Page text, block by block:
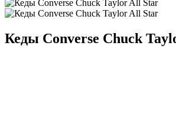
Кеды Converse Chuck